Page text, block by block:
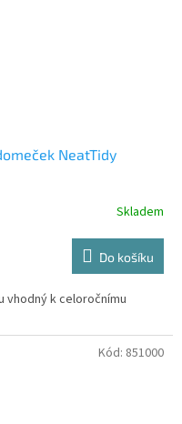
NeatTidy
Skladem
Do košíku
vhodný k celoročnímu
Kód: 851000